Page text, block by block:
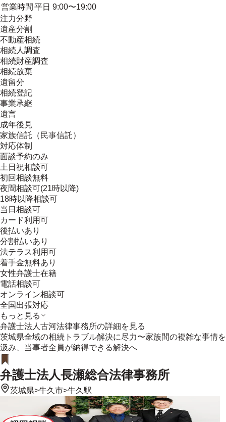
営業時間 平日 9:00〜19:00
注力分野
遺産分割
不動産相続
相続人調査
相続財産調査
相続放棄
遺留分
相続登記
事業承継
遺言
成年後見
家族信託（民事信託）
対応体制
面談予約のみ
土日祝相談可
初回相談無料
夜間相談可(21時以降)
18時以降相談可
当日相談可
カード利用可
後払いあり
分割払いあり
法テラス利用可
着手金無料あり
女性弁護士在籍
電話相談可
オンライン相談可
全国出張対応
もっと見る
弁護士法人古河法律事務所の詳細を見る
茨城県全域の相続トラブル解決に尽力〜家族間の複雑な事情を
汲み、当事者全員が納得できる解決へ
弁護士法人長瀬総合法律事務所
茨城県>牛久市>牛久駅